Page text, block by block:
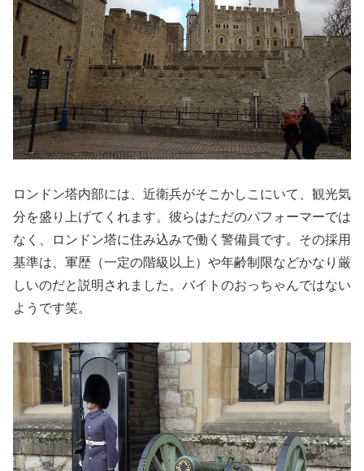
ロンドン塔内部には、近衛兵がそこかしこにいて、観光気
分を盛り上げてくれます。彼らはただのパフォーマーでは
なく、ロンドン塔に住み込みで働く警備員です。その採用
基準は、軍歴（一定の階級以上）や年齢制限などかなり厳
しいのだと説明されました。バイトのおっちゃんではない
ようです笑。